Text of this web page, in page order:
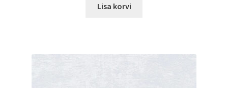
Lisa korvi